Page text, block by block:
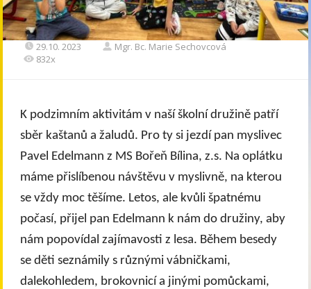
29.10. 2023
Mgr. Bc. Marie Sechovcová
832x
K podzimním aktivitám v naší školní družině patří
sběr kaštanů a žaludů. Pro ty si jezdí pan myslivec
Pavel Edelmann z MS Bořeň Bílina, z.s. Na oplátku
máme přislíbenou návštěvu v myslivně, na kterou
se vždy moc těšíme. Letos, ale kvůli špatnému
počasí, přijel pan Edelmann k nám do družiny, aby
nám popovídal zajímavosti z lesa. Během besedy
se děti seznámily s různými vábničkami,
dalekohledem, brokovnicí a jinými pomůckami,